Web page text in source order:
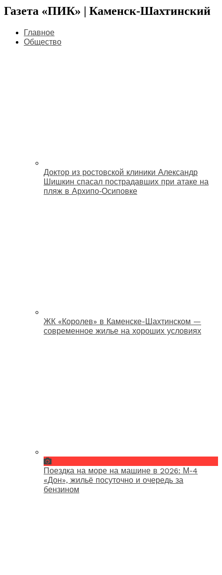
Газета «ПИК» | Каменск-Шахтинский
Главное
Общество
Доктор из ростовской клиники Александр
Шишкин спасал пострадавших при атаке на
пляж в Архипо‑Осиповке
ЖК «Королев» в Каменске-Шахтинском —
современное жилье на хороших условиях
Поездка на море на машине в 2026: М-4
«Дон», жильё посуточно и очередь за
бензином